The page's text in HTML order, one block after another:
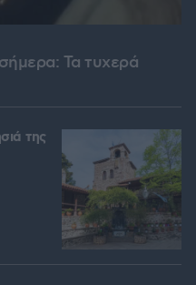
Τα τυχερά
της